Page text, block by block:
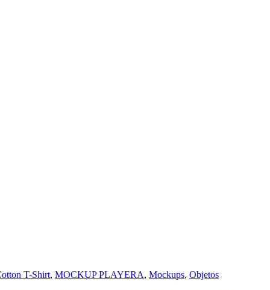
T-Shirt, MOCKUP PLAYERA, Mockups, Objetos